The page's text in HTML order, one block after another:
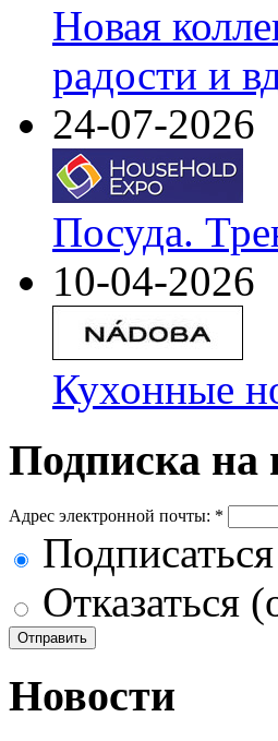
Новая
радости и
24-07-2026
Посуда.
10-04-2026
Кухонные
Подписка на
Адрес электронной почты: *
Подписаться
Отказаться
Новости